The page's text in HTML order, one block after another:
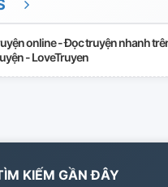
online - Đọc truyện nhanh
- LoveTruyen
KIẾM GẦN ĐÂY